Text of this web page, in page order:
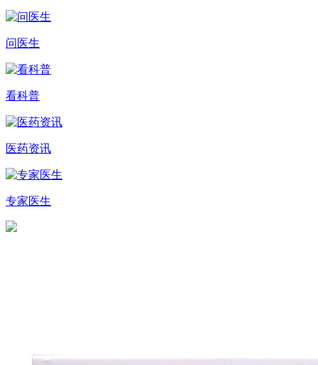
问医生
看科普
医药资讯
专家医生